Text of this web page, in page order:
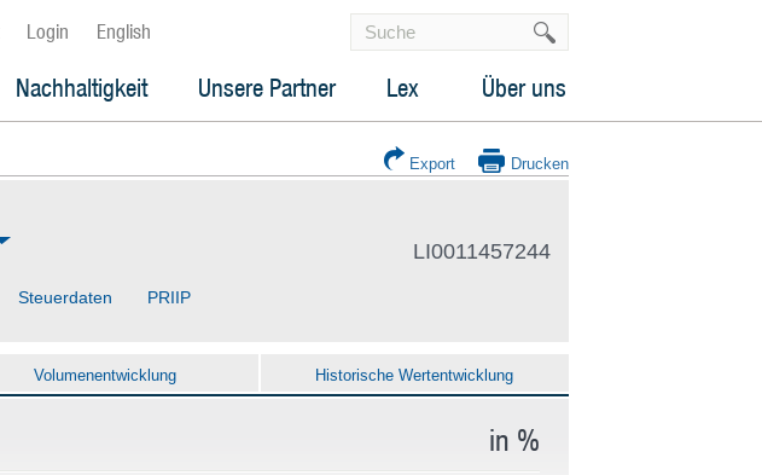
Login English
Nachhaltigkeit Unsere Partner Lex Über uns
Export Drucken
LI0011457244
Steuerdaten PRIIP
Volumenentwicklung Historische Wertentwicklung
in %